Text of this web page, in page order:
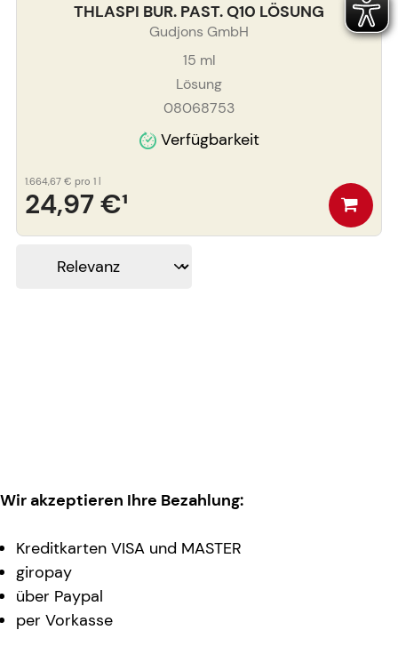
THLASPI BUR. PAST. Q10 LÖSUNG
Gudjons GmbH
15 ml
Lösung
08068753
Verfügbarkeit
24,97 €¹
1.664,67 € pro 1 l
Wir akzeptieren Ihre Bezahlung:
Kreditkarten VISA und MASTER
giropay
über Paypal
per Vorkasse